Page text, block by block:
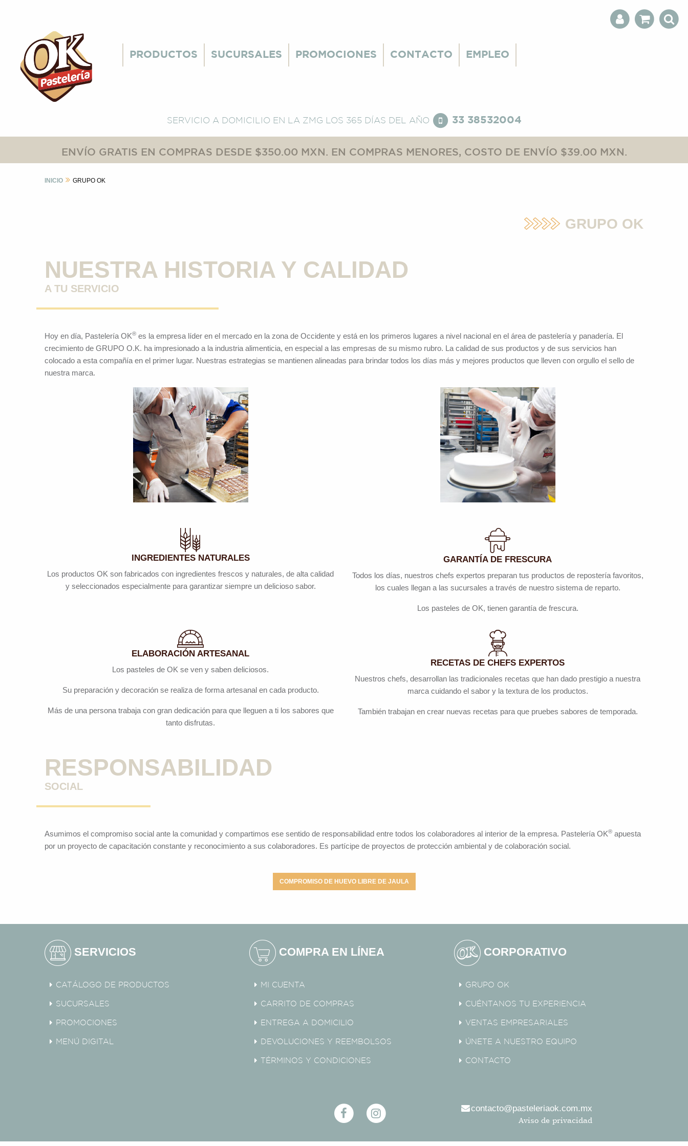
PRODUCTOS SUCURSALES PROMOCIONES CONTACTO EMPLEO
SERVICIO A DOMICILIO EN LA ZMG LOS 365 DÍAS DEL AÑO 33 38532004
ENVÍO GRATIS EN COMPRAS DESDE $350.00 MXN. EN COMPRAS MENORES, COSTO DE ENVÍO $39.00 MXN.
INICIO GRUPO OK
GRUPO OK
NUESTRA HISTORIA Y CALIDAD
A TU SERVICIO
Hoy en día, Pastelería OK® es la empresa líder en el mercado en la zona de Occidente y está en los primeros lugares a nivel nacional en el área de pastelería y panadería. El
crecimiento de GRUPO O.K. ha impresionado a la industria alimenticia, en especial a las empresas de su mismo rubro. La calidad de sus productos y de sus servicios han
colocado a esta compañía en el primer lugar. Nuestras estrategias se mantienen alineadas para brindar todos los días más y mejores productos que lleven con orgullo el sello de
nuestra marca.
INGREDIENTES NATURALES
Los productos OK son fabricados con ingredientes frescos y naturales, de alta calidad
y seleccionados especialmente para garantizar siempre un delicioso sabor.
GARANTÍA DE FRESCURA
Todos los días, nuestros chefs expertos preparan tus productos de repostería favoritos,
los cuales llegan a las sucursales a través de nuestro sistema de reparto.
Los pasteles de OK, tienen garantía de frescura.
ELABORACIÓN ARTESANAL
Los pasteles de OK se ven y saben deliciosos.
Su preparación y decoración se realiza de forma artesanal en cada producto.
Más de una persona trabaja con gran dedicación para que lleguen a ti los sabores que
tanto disfrutas.
RECETAS DE CHEFS EXPERTOS
Nuestros chefs, desarrollan las tradicionales recetas que han dado prestigio a nuestra
marca cuidando el sabor y la textura de los productos.
También trabajan en crear nuevas recetas para que pruebes sabores de temporada.
RESPONSABILIDAD
SOCIAL
Asumimos el compromiso social ante la comunidad y compartimos ese sentido de responsabilidad entre todos los colaboradores al interior de la empresa. Pastelería OK® apuesta
por un proyecto de capacitación constante y reconocimiento a sus colaboradores. Es partícipe de proyectos de protección ambiental y de colaboración social.
COMPROMISO DE HUEVO LIBRE DE JAULA
SERVICIOS
CATÁLOGO DE PRODUCTOS
SUCURSALES
PROMOCIONES
MENÚ DIGITAL
COMPRA EN LÍNEA
MI CUENTA
CARRITO DE COMPRAS
ENTREGA A DOMICILIO
DEVOLUCIONES Y REEMBOLSOS
TÉRMINOS Y CONDICIONES
CORPORATIVO
GRUPO OK
CUÉNTANOS TU EXPERIENCIA
VENTAS EMPRESARIALES
ÚNETE A NUESTRO EQUIPO
CONTACTO
contacto@pasteleriaok.com.mx
Aviso de privacidad